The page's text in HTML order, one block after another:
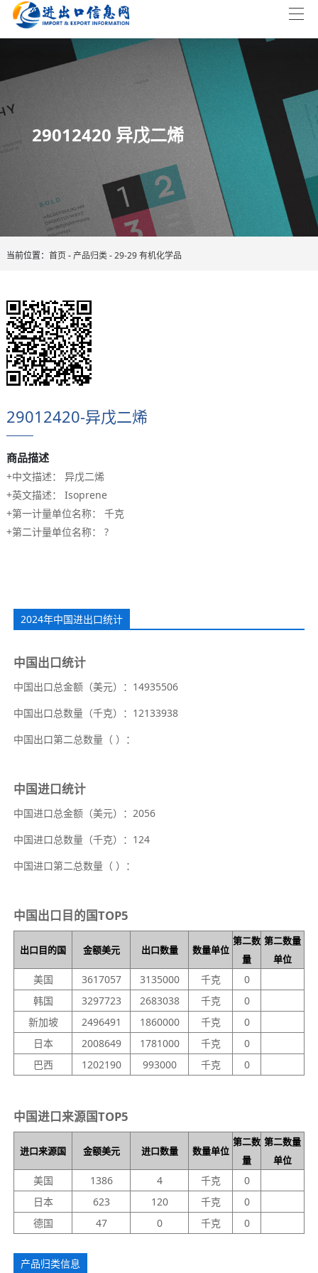
29012420 异戊二烯
当前位置： 首页-产品归类-29-29 有机化学品
29012420-异戊二烯
商品描述
+中文描述： 异戊二烯
+英文描述： Isoprene
+第一计量单位名称： 千克
+第二计量单位名称： ?
2024年中国进出口统计
中国出口统计
中国出口总金额（美元）：14935506
中国出口总数量（千克）：12133938
中国出口第二总数量（ ）：
中国进口统计
中国进口总金额（美元）：2056
中国进口总数量（千克）：124
中国进口第二总数量（ ）：
中国出口目的国TOP5
出口目的国 金额美元 出口数量 数量单位
第二数
量
第二数量
单位
美国 3617057 3135000 千克
0
韩国
3297723 2683038 千克
0
新加坡
2496491 1860000 千克
0
日本
2008649 1781000 千克
0
巴西
1202190 993000 千克 0
中国进口来源国TOP5
进口来源国 金额美元 进口数量 数量单位
第二数
量
第二数量
单位
美国 1386 4 千克
0
日本
623 120 千克
0
德国
47 0 千克 0
产品归类信息